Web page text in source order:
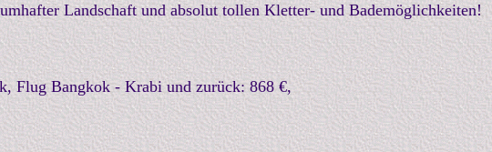
Landschaft und absolut tollen Kletter- und Bademöglichkeiten!
Flug Bangkok - Krabi und zurück: 868 €,